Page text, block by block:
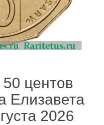
центов
Елизавета
2026